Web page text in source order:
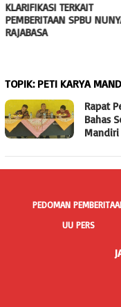
KLARIFIKASI TERKAIT
PEMBERITAAN SPBU
RAJABASA
TOPIK: PETI KARYA
Rapat
Bahas
Mandiri
PEDOMAN
UU PERS